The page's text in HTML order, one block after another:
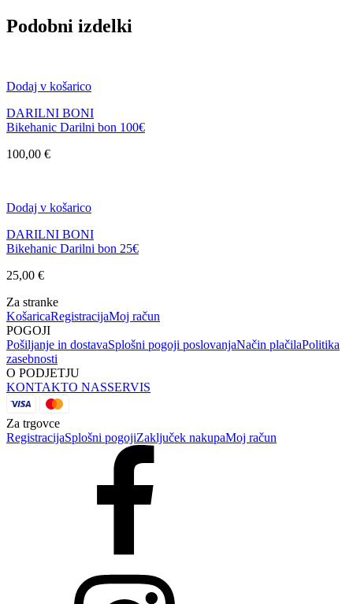
Podobni izdelki
Dodaj v košarico
DARILNI BONI
Bikehanic Darilni bon 100€
100,00 €
Dodaj v košarico
DARILNI BONI
Bikehanic Darilni bon 25€
25,00 €
Za stranke
KošaricaRegistracijaMoj račun
POGOJI
Pošiljanje in dostavaSplošni pogoji poslovanjaNačin plačilaPolitika
zasebnosti
O PODJETJU
KONTAKTO NASSERVIS
Za trgovce
RegistracijaSplošni pogojiZaključek nakupaMoj račun